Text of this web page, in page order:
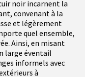
noir incarnent la
convenant à la
et légèrement
quel ensemble,
Ainsi, en misant
large éventail
informels avec
à